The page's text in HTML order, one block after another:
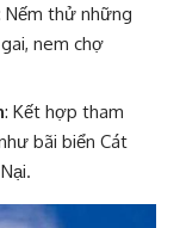
Nếm thử những
nem chợ
: Kết hợp tham
bãi biển Cát